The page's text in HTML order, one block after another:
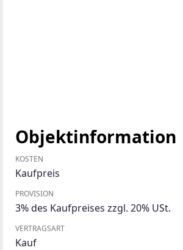
Objektinformation
KOSTEN
Kaufpreis
PROVISION
3% des Kaufpreises zzgl. 20% USt.
VERTRAGSART
Kauf